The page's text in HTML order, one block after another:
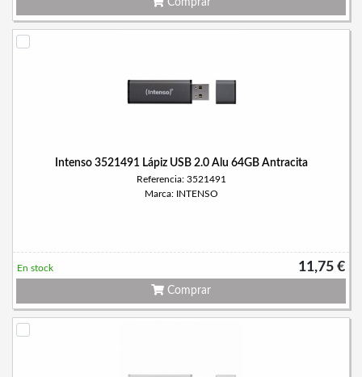
Comprar
Intenso 3521491 Lápiz USB 2.0 Alu 64GB Antracita
Referencia: 3521491
Marca: INTENSO
11,75 €
En stock
Comprar